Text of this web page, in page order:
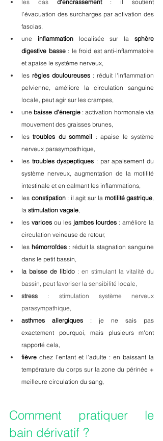
les cas d'encrassement : il soutient
l'évacuation des surcharges par activation des
fascias,
une inflammation localisée sur la sphère
digestive basse : le froid est anti-inflammatoire
et apaise le système nerveux,
les règles douloureuses : réduit l'inflammation
pelvienne, améliore la circulation sanguine
locale, peut agir sur les crampes,
une baisse d'énergie : activation hormonale via
mouvement des graisses brunes,
les troubles du sommeil : apaise le système
nerveux parasympathique,
les troubles dyspeptiques : par apaisement du
système nerveux, augmentation de la motilité
intestinale et en calmant les inflammations,
les constipation : il agit sur la motilité gastrique,
la stimulation vagale,
les varices ou les jambes lourdes : améliore la
circulation veineuse de retour,
les hémorroïdes : réduit la stagnation sanguine
dans le petit bassin,
la baisse de libido : en stimulant la vitalité du
bassin, peut favoriser la sensibilité locale,
stress : stimulation système nerveux
parasympathique,
asthmes allergiques : je ne sais pas
exactement pourquoi, mais plusieurs m'ont
rapporté cela,
fièvre chez l'enfant et l'adulte : en baissant la
température du corps sur la zone du périnée +
meilleure circulation du sang,
Comment pratiquer le
bain dérivatif ?